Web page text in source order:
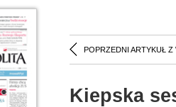
POPRZEDNI ARTYKUŁ Z
Kiepska